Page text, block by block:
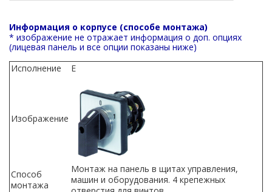
Информация о корпусе (способе монтажа)
* изображение не отражает информация о доп. опциях
(лицевая панель и все опции показаны ниже)
Исполнение
E
Изображение
Способ
монтажа
Монтаж на панель в щитах управления,
машин и оборудования. 4 крепежных